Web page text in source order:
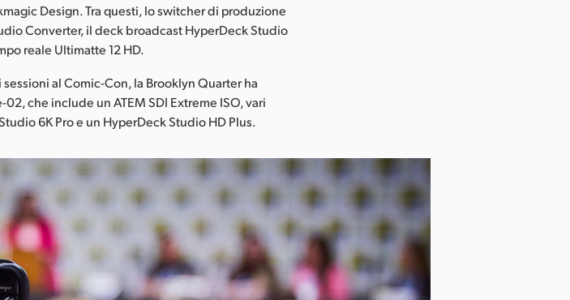
Design. Tra questi, lo switcher di produzione
Converter, il deck broadcast HyperDeck Studio
reale Ultimatte 12 HD.
al Comic-Con, la Brooklyn Quarter ha
che include un ATEM SDI Extreme ISO, vari
6K Pro e un HyperDeck Studio HD Plus.